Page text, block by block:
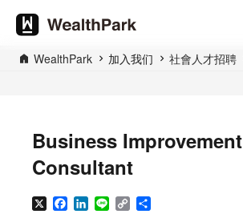
WealthPark 加入我们 社會人才招聘
Business Improvement
Consultant
X Facebook
LinkedIn
Line Copy